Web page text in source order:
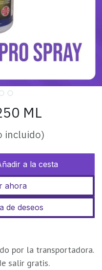
ML
incluido)
a la cesta
ahora
de deseos
por la transportadora.
salir gratis.